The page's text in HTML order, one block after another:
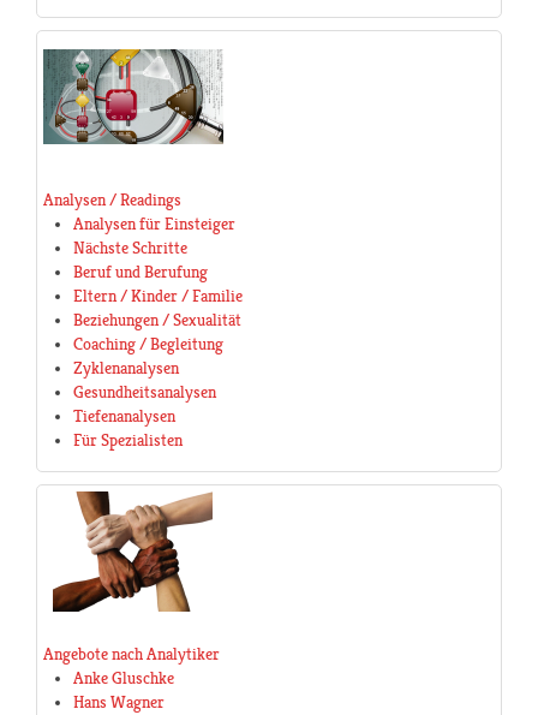
Analysen / Readings
Analysen für Einsteiger
Nächste Schritte
Beruf und Berufung
Eltern / Kinder / Familie
Beziehungen / Sexualität
Coaching / Begleitung
Zyklenanalysen
Gesundheitsanalysen
Tiefenanalysen
Für Spezialisten
Angebote nach Analytiker
Anke Gluschke
Hans Wagner